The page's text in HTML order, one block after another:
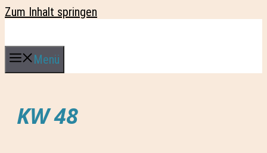
Zum Inhalt springen
Menü
KW 48